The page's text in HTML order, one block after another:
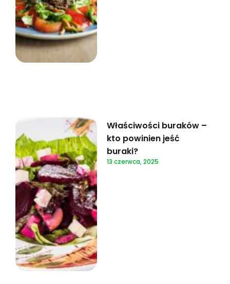
Właściwości buraków –
kto powinien jeść
buraki?
13 czerwca, 2025